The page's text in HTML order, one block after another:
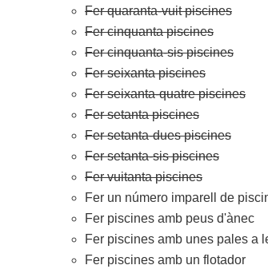
Fer quaranta-vuit piscines
Fer cinquanta piscines
Fer cinquanta-sis piscines
Fer seixanta piscines
Fer seixanta-quatre piscines
Fer setanta piscines
Fer setanta-dues piscines
Fer setanta-sis piscines
Fer vuitanta piscines
Fer un número imparell de
Fer piscines amb peus d'ànec
Fer piscines amb unes pales a
Fer piscines amb un flotador